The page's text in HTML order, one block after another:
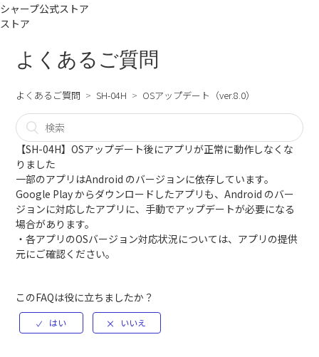
シャープ公式ストア
ストア
よくあるご質問
よくあるご質問 SH-04H OSアップデート（ver.8.0）
【SH-04H】OSアップデート後にアプリが正常に動作しなくな
りました
一部のアプリはAndroid のバージョンに依存しています。
Google Play からダウンロードしたアプリも、Android のバー
ジョンに対応したアプリに、手動でアップデートが必要になる
場合があります。
・各アプリのOSバージョン対応状況については、アプリの提供
元にご確認ください。
このFAQは役に立ちましたか？